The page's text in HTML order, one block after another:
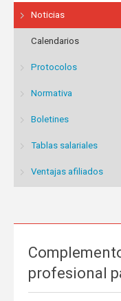
Noticias
Calendarios
Protocolos
Normativa
Boletines
Tablas salariales
Ventajas afiliados
profesional